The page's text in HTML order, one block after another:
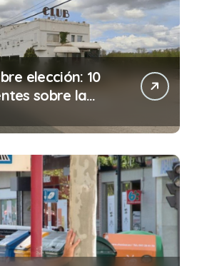
elección: 10
sobre la